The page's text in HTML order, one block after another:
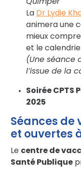
Quimper
La Dr Lydie
animera une
mieux
et le
(Une séance
l’issue de la
Soirée CPTS
2025
Séances
et ouvertes
Le centre de
Santé Publique